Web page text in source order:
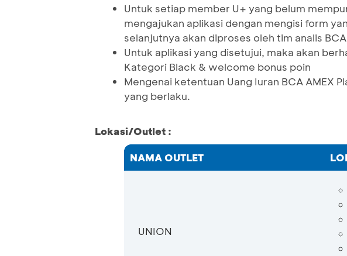
Untuk setiap member U+ yang belum
mengajukan aplikasi dengan mengisi form
selanjutnya akan diproses oleh tim analis BCA
Untuk aplikasi yang disetujui, maka akan
Kategori Black & welcome bonus poin
Mengenai ketentuan Uang Iuran BCA AMEX
yang berlaku.
Lokasi/Outlet :
NAMA OUTLET
UNION